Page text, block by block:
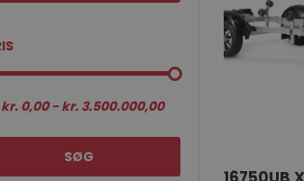
SØG